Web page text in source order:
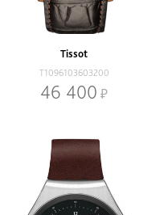
Со скидкой
Механический
Tissot
T1096103603200
46 400